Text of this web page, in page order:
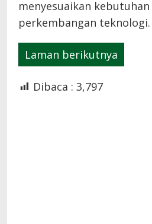
menyesuaikan
perkembangan teknologi.
Laman berikutnya
Dibaca : 3,797